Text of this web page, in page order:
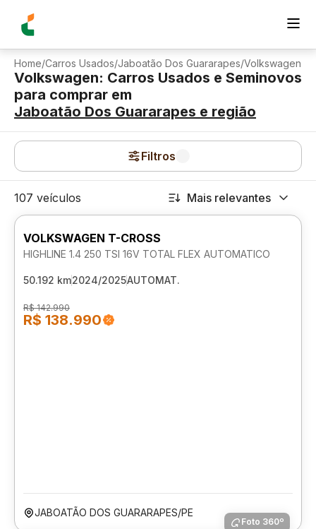
Home/Carros Usados/Jaboatão Dos Guararapes/Volkswagen
Volkswagen: Carros Usados e Seminovos
para comprar em
Jaboatão Dos Guararapes e região
Filtros
107 veículos Mais relevantes
VOLKSWAGEN T-CROSS
HIGHLINE 1.4 250 TSI 16V TOTAL FLEX AUTOMATICO
50.192 km2024/2025AUTOMAT.
R$ 142.990
R$ 138.990
JABOATÃO DOS GUARARAPES/PE
Foto 360º